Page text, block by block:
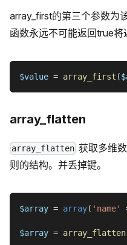
array_first的第三个参数为
函数永远不可能返回true将
$value = array_first (
array_flatten
array_flatten 获取多维
则的结构。并丢掉键。
$array = array( 'name'
$array = array_flatten